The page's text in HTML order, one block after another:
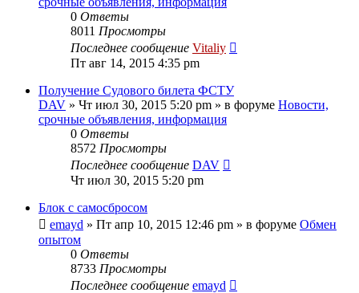
0 Ответы
8011 Просмотры
Последнее сообщение Vitaliy
Пт авг 14, 2015 4:35 pm
Получение Судового билета ФСТУ
DAV » Чт июл 30, 2015 5:20 pm » в форуме Новости,
срочные объявления, информация
0 Ответы
8572 Просмотры
Последнее сообщение DAV
Чт июл 30, 2015 5:20 pm
Блок с самосбросом
emayd » Пт апр 10, 2015 12:46 pm » в форуме Обмен
опытом
0 Ответы
8733 Просмотры
Последнее сообщение emayd